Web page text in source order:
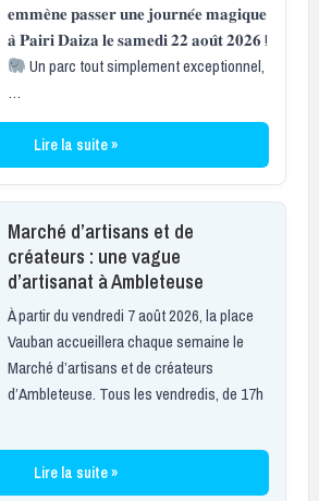
𝐞𝐦𝐦𝐞̀𝐧𝐞 𝐩𝐚𝐬𝐬𝐞𝐫 𝐮𝐧𝐞 𝐣𝐨𝐮𝐫𝐧𝐞́𝐞 𝐦𝐚𝐠𝐢𝐪𝐮𝐞
𝐚̀ 𝐏𝐚𝐢𝐫𝐢 𝐃𝐚𝐢𝐳𝐚 𝐥𝐞 𝐬𝐚𝐦𝐞𝐝𝐢 𝟐𝟐 𝐚𝐨𝐮̂𝐭 𝟐𝟎𝟐𝟔 !
Un parc tout simplement exceptionnel,
…
Lire la suite »
Marché d’artisans et de
créateurs : une vague
d’artisanat à Ambleteuse
À partir du vendredi 7 août 2026, la place
Vauban accueillera chaque semaine le
Marché d’artisans et de créateurs
d’Ambleteuse. Tous les vendredis, de 17h
Lire la suite »